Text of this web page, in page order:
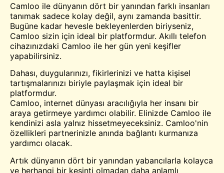
Camloo ile dünyanın dört bir yanından farklı insanları
tanımak sadece kolay değil, aynı zamanda basittir.
Bugüne kadar hevesle bekleyenlerden biriyseniz,
Camloo sizin için ideal bir platformdur. Akıllı telefon
cihazınızdaki Camloo ile her gün yeni keşifler
yapabilirsiniz.
Dahası, duygularınızı, fikirlerinizi ve hatta kişisel
tartışmalarınızı biriyle paylaşmak için ideal bir
platformdur.
Camloo, internet dünyası aracılığıyla her insanı bir
araya getirmeye yardımcı olabilir. Elinizde Camloo ile
kendinizi asla yalnız hissetmeyeceksiniz. Camloo'nin
özellikleri partnerinizle anında bağlantı kurmanıza
yardımcı olacak.
Artık dünyanın dört bir yanından yabancılarla kolayca
ve herhangi bir kesinti olmadan daha anlamlı